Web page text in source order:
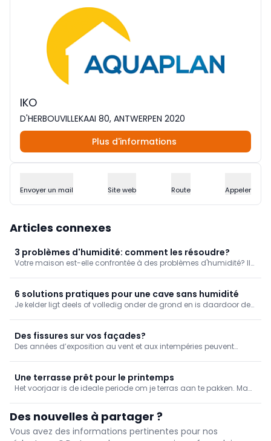
IKO
D'HERBOUVILLEKAAI 80, ANTWERPEN 2020
Plus d'informations
Envoyer un mail Site web Route Appeler
Articles connexes
3 problèmes d'humidité: comment les résoudre?
Votre maison est-elle confrontée à des problèmes d'humidité? Il
préjudiciable à votre santé. Résoudre efficacement les problèmes
d'humidité causés par les remontées d'humidité, les eaux
souterraines ou la pluie battante?
6 solutions pratiques pour une cave sans humidité
Je kelder ligt deels of volledig onder de grond en is daardoor de
condensatie, insijpelend grondwater of schimmelvorming. Maar
wat is dan precies de oorzaak en hoe kan je je vochtprobleem het
beste oplossen? Op die vragen geven we je graag een duidelijk
antwoord.
Des fissures sur vos façades?
Des années d’exposition au vent et aux intempéries peuvent
extérieurs. Pour les éviter, il est préférable de s’attaquer aux
fissures ou aux craquelures de votre façade dès que possible.
Pour un résultat étanche, combinez les produits Aquaplan en
suivant ce plan par étapes.
Une terrasse prêt pour le printemps
Het voorjaar is de ideale periode om je terras aan te pakken. Maar
oplossing!
Des nouvelles à partager ?
Vous avez des informations pertinentes pour nos